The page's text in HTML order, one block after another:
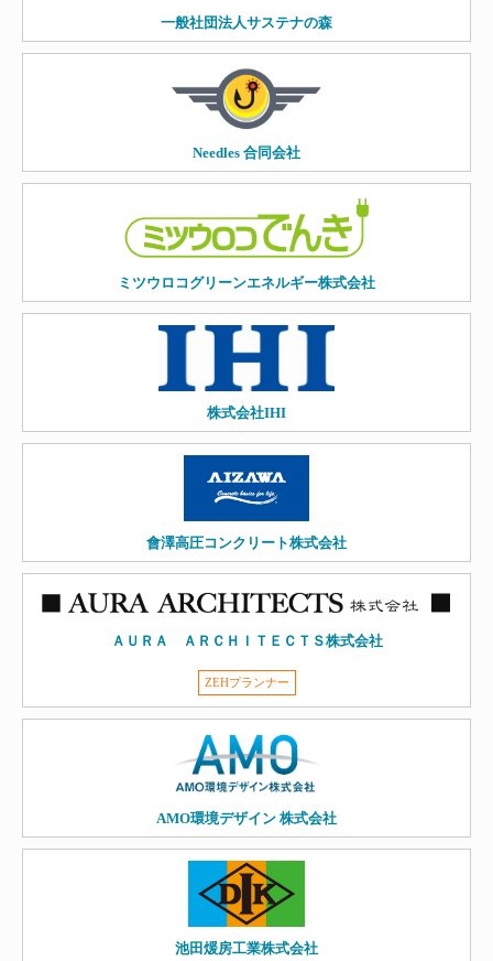
一般社団法人サステナの森
Needles 合同会社
ミツウロコグリーンエネルギー株式会社
株式会社IHI
會澤高圧コンクリート株式会社
ＡＵＲＡ ＡＲＣＨＩＴＥＣＴＳ株式会社
ZEHプランナー
AMO環境デザイン 株式会社
池田煖房工業株式会社